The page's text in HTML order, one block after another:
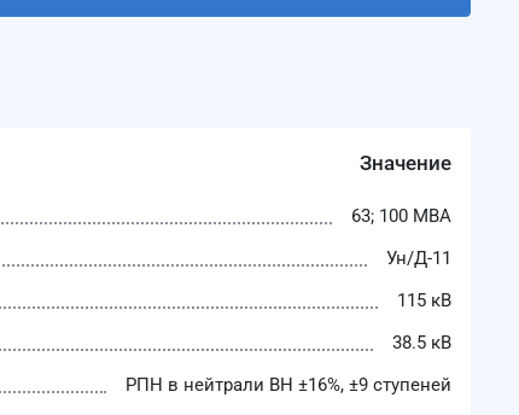
Значение
63; 100 МВА
Ун/Д-11
115 кВ
38.5 кВ
РПН в нейтрали ВН ±16%, ±9 cтупеней